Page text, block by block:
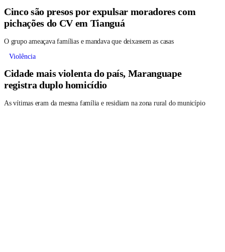
Cinco são presos por expulsar moradores com
pichações do CV em Tianguá
O grupo ameaçava famílias e mandava que deixassem as casas
Violência
Cidade mais violenta do país, Maranguape
registra duplo homicídio
As vítimas eram da mesma família e residiam na zona rural do município